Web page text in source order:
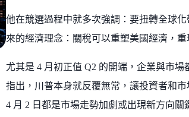
他在競選過程中就多次強調：要扭轉全球
來的經濟理念：關稅可以重塑美國經濟，
尤其是 4 月初正值 Q2 的開端，企業與市
指出，川普本身就反覆無常，讓投資者和
4 月 2 日都是市場走勢加劇或出現新方向關